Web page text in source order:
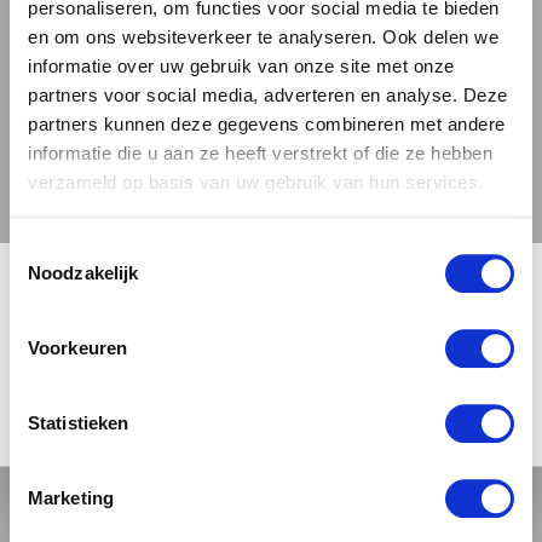
personaliseren, om functies voor social media te bieden
en om ons websiteverkeer te analyseren. Ook delen we
informatie over uw gebruik van onze site met onze
partners voor social media, adverteren en analyse. Deze
partners kunnen deze gegevens combineren met andere
informatie die u aan ze heeft verstrekt of die ze hebben
verzameld op basis van uw gebruik van hun services.
Toestemmingsselectie
Noodzakelijk
Voorkeuren
Statistieken
Marketing
speciaalbieren. In onze webshop vind je een
zorgvuldig geselecteerde collectie van
speciaalbieren uit vele verschillende landen.
UNIEKE COLLECTIE
SPECIAALBIEREN
Bij Bierbink begrijpen we dat elk biertje zijn eigen
unieke karakter en smaak heeft. Daarom hebben
breiden we ons aanbod regelmatig uit met nieuwe
maar ook experimentele craft beers
de wereld. Of je nu op zoek bent naar een
🍺 LEEFDTIJDSCHECK 🍺
Je moet 18 jaar of ouder zijn om deze site te bezoeken.
JA, IK BEN 18 JAAR OF OUDER NEE